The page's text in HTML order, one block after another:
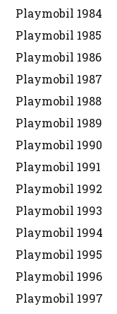
Playmobil 1984
Playmobil 1985
Playmobil 1986
Playmobil 1987
Playmobil 1988
Playmobil 1989
Playmobil 1990
Playmobil 1991
Playmobil 1992
Playmobil 1993
Playmobil 1994
Playmobil 1995
Playmobil 1996
Playmobil 1997